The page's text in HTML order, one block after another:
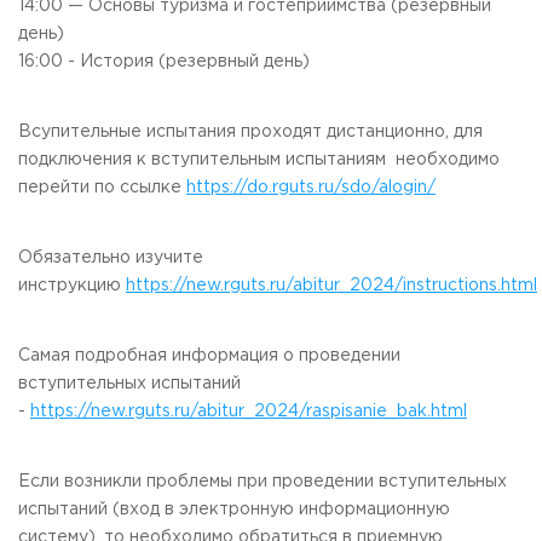
Федеральное учебно-методическое объединение в
системе СПО
Профком
+7 (495) 940 83 00
+7 (495) 940 83 58 - Приемная комиссия
obrashenia@rguts.ru
ГРАФИК И РЕЖИМ РАБОТЫ
сб-вс: выходной
сб: с 10:00 до 15:30;
14:00 — Основы туризма и гостеприимства (резервный
день)
16:00 - История (резервный день)
Всупительные испытания проходят дистанционно, для
подключения к вступительным испытаниям необходимо
перейти по ссылке https://do.rguts.ru/sdo/alogin/
Обязательно изучите
инструкцию https://new.rguts.ru/abitur_2024/instructions.html
Самая подробная информация о проведении
вступительных испытаний
- https://new.rguts.ru/abitur_2024/raspisanie_bak.html
Если возникли проблемы при проведении вступительных
испытаний (вход в электронную информационную
систему), то необходимо обратиться в приемную